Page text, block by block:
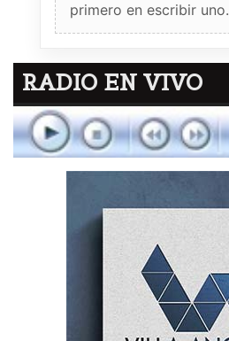
primero en escribir uno.
RADIO EN VIVO